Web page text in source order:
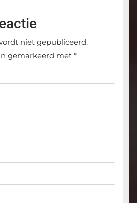
niet gepubliceerd.
gemarkeerd met *